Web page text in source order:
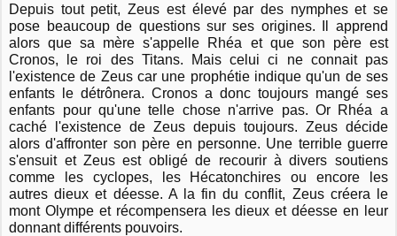
Depuis tout petit, Zeus est élevé par des nymphes et se
pose beaucoup de questions sur ses origines. Il apprend
alors que sa mère s'appelle Rhéa et que son père est
Cronos, le roi des Titans. Mais celui ci ne connait pas
l'existence de Zeus car une prophétie indique qu'un de ses
enfants le détrônera. Cronos a donc toujours mangé ses
enfants pour qu'une telle chose n'arrive pas. Or Rhéa a
caché l'existence de Zeus depuis toujours. Zeus décide
alors d'affronter son père en personne. Une terrible guerre
s'ensuit et Zeus est obligé de recourir à divers soutiens
comme les cyclopes, les Hécatonchires ou encore les
autres dieux et déesse. A la fin du conflit, Zeus créera le
mont Olympe et récompensera les dieux et déesse en leur
donnant différents pouvoirs.